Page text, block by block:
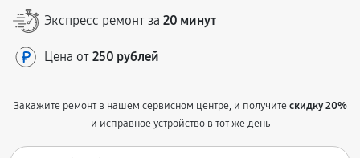
Экспресс ремонт за 20 минут
Цена от 250 рублей
Закажите ремонт в нашем сервисном центре, и получитескидку 20%
и исправное устройство в тот же день